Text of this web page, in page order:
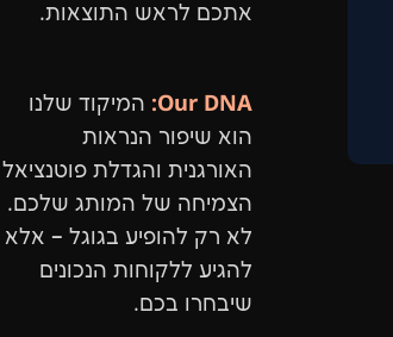
אתכם לראש התוצאות.
Our DNA: המיקוד שלנו
הוא שיפור הנראות
האורגנית והגדלת פוטנציאל
הצמיחה של המותג שלכם.
לא רק להופיע בגוגל – אלא
להגיע ללקוחות הנכונים
שיבחרו בכם.